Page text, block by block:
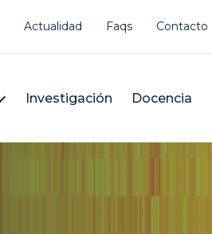
Actualidad Faqs Contacto
Investigación Docencia